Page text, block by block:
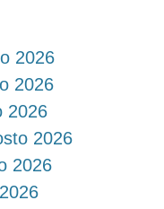
2026
2026
2026
2026
2026